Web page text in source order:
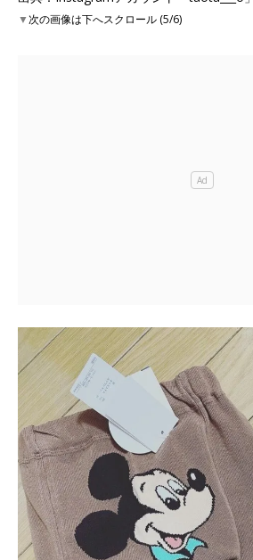
▼次の画像は下へスクロール (5/6)